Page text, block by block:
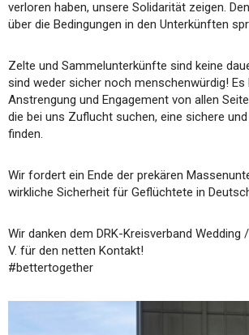
verloren haben, unsere Solidarität zeigen.
über die Bedingungen in den Unterkünften
Zelte und Sammelunterkünfte sind keine
sind weder sicher noch menschenwürdig!
Anstrengung und Engagement von allen
die bei uns Zuflucht suchen, eine sichere
finden.
Wir fordert ein Ende der prekären
wirkliche Sicherheit für Geflüchtete in
Wir danken dem DRK-Kreisverband Wedding
V. für den netten Kontakt!
#bettertogether